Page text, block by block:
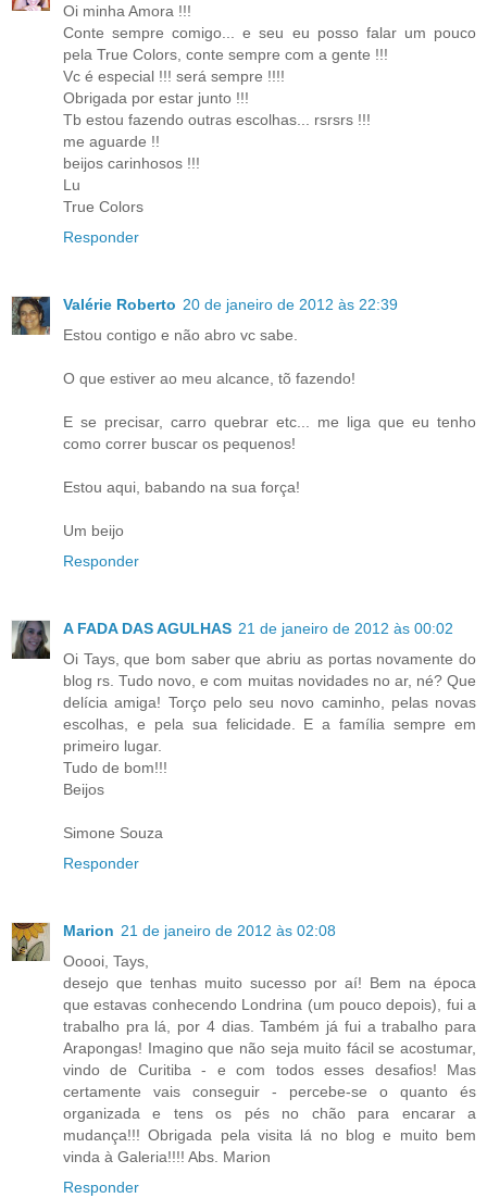
Oi minha Amora !!!
Conte sempre comigo... e seu eu posso falar um pouco
pela True Colors, conte sempre com a gente !!!
Vc é especial !!! será sempre !!!!
Obrigada por estar junto !!!
Tb estou fazendo outras escolhas... rsrsrs !!!
me aguarde !!
beijos carinhosos !!!
Lu
True Colors
Responder
Valérie Roberto 20 de janeiro de 2012 às 22:39
Estou contigo e não abro vc sabe.
O que estiver ao meu alcance, tõ fazendo!
E se precisar, carro quebrar etc... me liga que eu tenho
como correr buscar os pequenos!
Estou aqui, babando na sua força!
Um beijo
Responder
A FADA DAS AGULHAS 21 de janeiro de 2012 às 00:02
Oi Tays, que bom saber que abriu as portas novamente do
blog rs. Tudo novo, e com muitas novidades no ar, né? Que
delícia amiga! Torço pelo seu novo caminho, pelas novas
escolhas, e pela sua felicidade. E a família sempre em
primeiro lugar.
Tudo de bom!!!
Beijos
Simone Souza
Responder
Marion 21 de janeiro de 2012 às 02:08
Ooooi, Tays,
desejo que tenhas muito sucesso por aí! Bem na época
que estavas conhecendo Londrina (um pouco depois), fui a
trabalho pra lá, por 4 dias. Também já fui a trabalho para
Arapongas! Imagino que não seja muito fácil se acostumar,
vindo de Curitiba - e com todos esses desafios! Mas
certamente vais conseguir - percebe-se o quanto és
organizada e tens os pés no chão para encarar a
mudança!!! Obrigada pela visita lá no blog e muito bem
vinda à Galeria!!!! Abs. Marion
Responder